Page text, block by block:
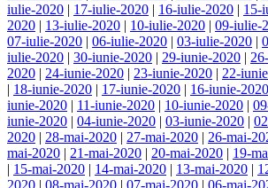
iulie-2020 | 17-iulie-2020 | 16-iulie-2020 | 15-
2020 | 13-iulie-2020 | 10-iulie-2020 | 09-iulie-
07-iulie-2020 | 06-iulie-2020 | 03-iulie-2020 |
iulie-2020 | 30-iunie-2020 | 29-iunie-2020 |
2020 | 24-iunie-2020 | 23-iunie-2020 | 22-
| 18-iunie-2020 | 17-iunie-2020 | 16-iunie-2020
iunie-2020 | 11-iunie-2020 | 10-iunie-2020 |
iunie-2020 | 04-iunie-2020 | 03-iunie-2020 |
2020 | 28-mai-2020 | 27-mai-2020 | 26-mai-
mai-2020 | 21-mai-2020 | 20-mai-2020 | 19-
| 15-mai-2020 | 14-mai-2020 | 13-mai-2020 |